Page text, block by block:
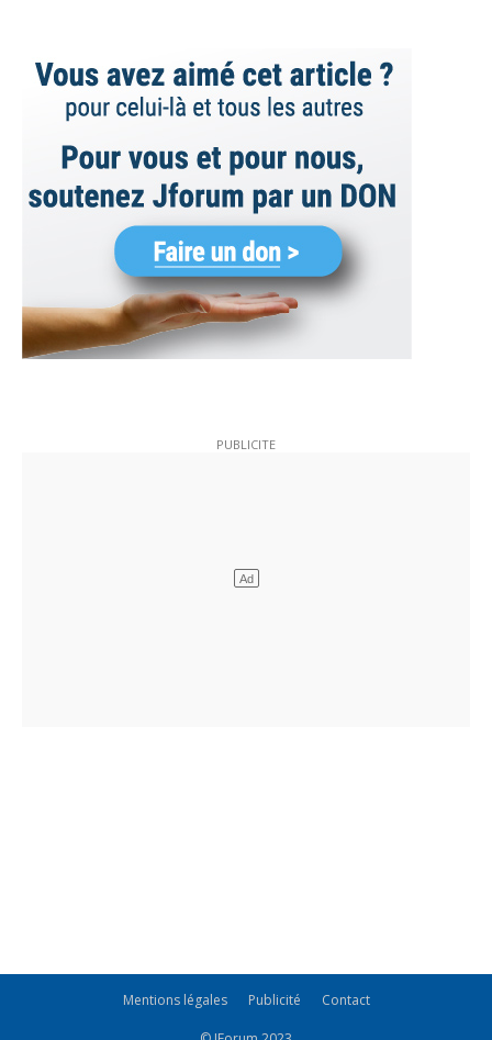
Mentions légales Publicité Contact